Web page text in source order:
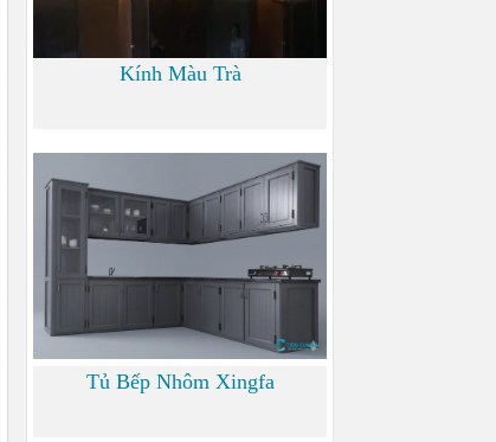
Kính Màu Trà
Tủ Bếp Nhôm Xingfa